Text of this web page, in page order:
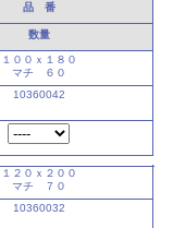
品 番
数量
１００ｘ１８０
マチ ６０
10360042
１２０ｘ２００
マチ ７０
10360032